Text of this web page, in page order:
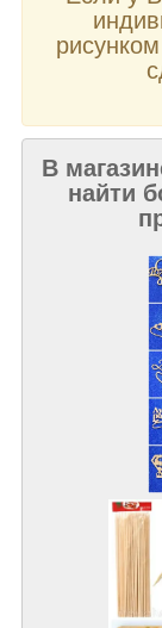
рисунком
В
найти